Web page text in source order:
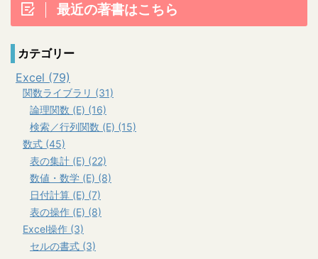
最近の著書はこちら
カテゴリー
Excel (79)
関数ライブラリ (31)
論理関数 (E) (16)
検索／行列関数 (E) (15)
数式 (45)
表の集計 (E) (22)
数値・数学 (E) (8)
日付計算 (E) (7)
表の操作 (E) (8)
Excel操作 (3)
セルの書式 (3)